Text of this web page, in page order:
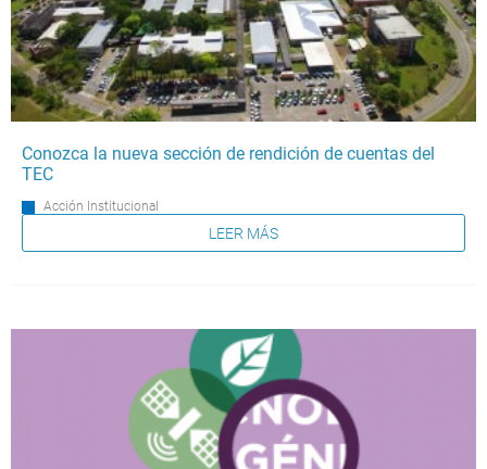
Conozca la nueva sección de rendición de cuentas del
TEC
Acción Institucional
LEER MÁS